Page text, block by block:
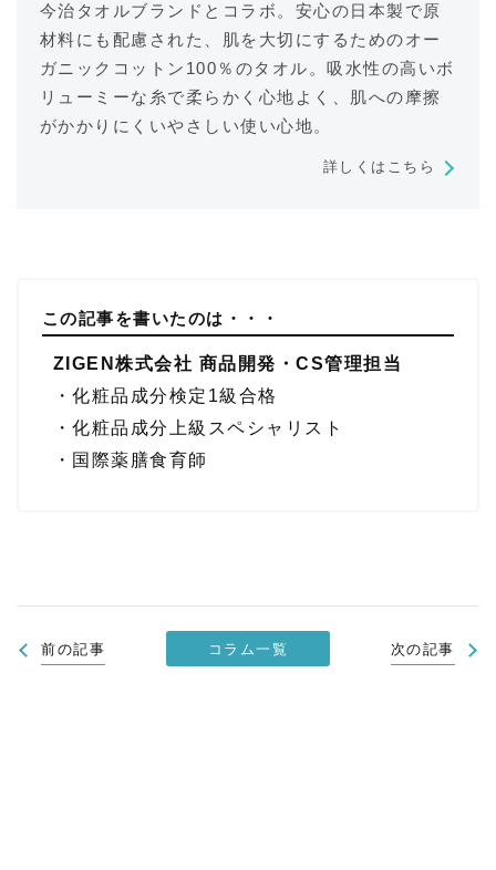
今治タオルブランドとコラボ。安心の日本製で原
材料にも配慮された、肌を大切にするためのオー
ガニックコットン100％のタオル。吸水性の高いボ
リューミーな糸で柔らかく心地よく、肌への摩擦
がかかりにくいやさしい使い心地。
詳しくはこちら
この記事を書いたのは・・・
ZIGEN株式会社 商品開発・CS管理担当
・化粧品成分検定1級合格
・化粧品成分上級スペシャリスト
・国際薬膳食育師
前の記事 コラム一覧 次の記事